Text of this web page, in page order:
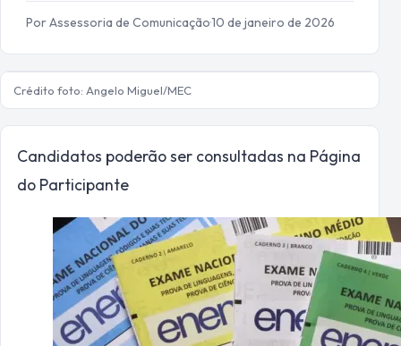
Por Assessoria de Comunicação·10 de janeiro de 2026
Crédito foto: Angelo Miguel/MEC
Candidatos poderão ser consultadas na Página
do Participante